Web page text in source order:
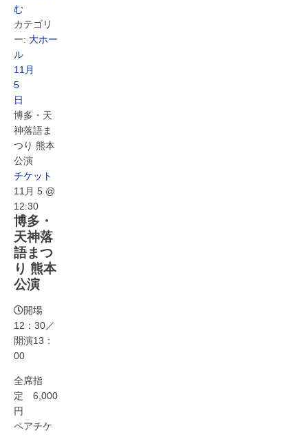
む
カテゴリ
ー: 大ホー
ル
11月
5
日
博多・天
神落語ま
つり 熊本
公演
チケット
11月 5 @
12:30
博多・
天神落
語まつ
り 熊本
公演
開場
12：30／
開演13：
00
全席指
定 6,000
円
ペアチケ